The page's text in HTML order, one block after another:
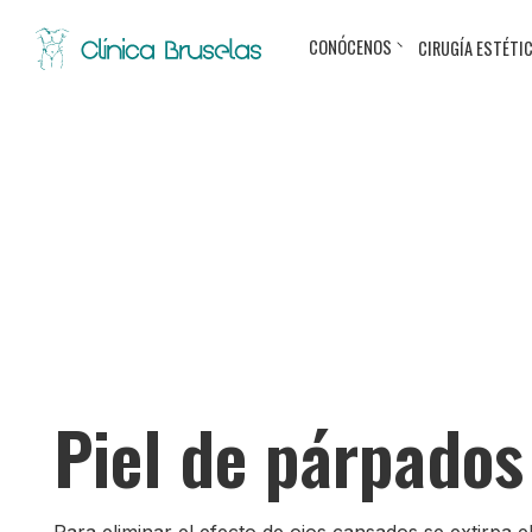
CONÓCENOS CIRUGÍA
Piel de párpados